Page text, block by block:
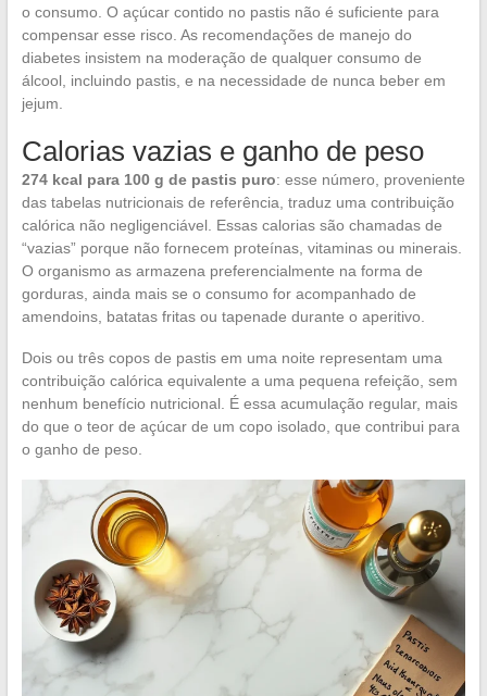
o consumo. O açúcar contido no pastis não é suficiente para
compensar esse risco. As recomendações de manejo do
diabetes insistem na moderação de qualquer consumo de
álcool, incluindo pastis, e na necessidade de nunca beber em
jejum.
Calorias vazias e ganho de peso
274 kcal para 100 g de pastis puro: esse número, proveniente
das tabelas nutricionais de referência, traduz uma contribuição
calórica não negligenciável. Essas calorias são chamadas de
“vazias” porque não fornecem proteínas, vitaminas ou minerais.
O organismo as armazena preferencialmente na forma de
gorduras, ainda mais se o consumo for acompanhado de
amendoins, batatas fritas ou tapenade durante o aperitivo.
Dois ou três copos de pastis em uma noite representam uma
contribuição calórica equivalente a uma pequena refeição, sem
nenhum benefício nutricional. É essa acumulação regular, mais
do que o teor de açúcar de um copo isolado, que contribui para
o ganho de peso.